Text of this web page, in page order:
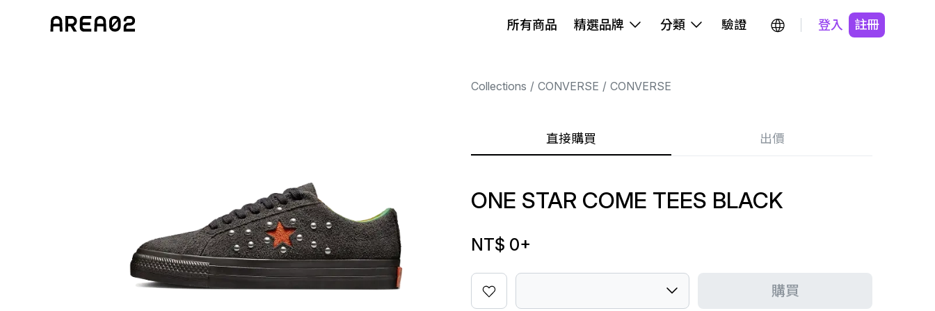
所有商品 精選品牌 分類 驗證 登入 註冊
Collections CONVERSE CONVERSE
直接購買 出價
ONE STAR COME TEES BLACK
NT$ 0+
購買